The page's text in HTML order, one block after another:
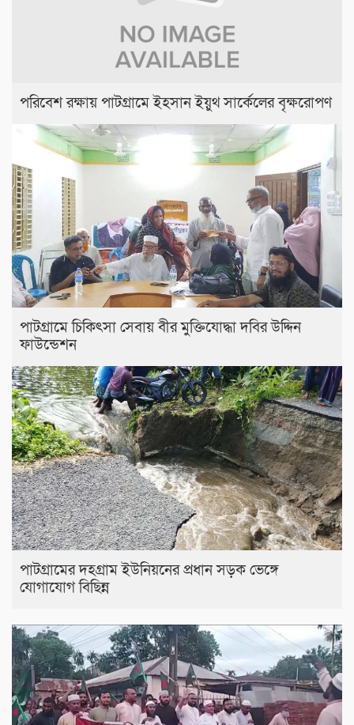
পরিবেশ রক্ষায় পাটগ্রামে ইহসান ইয়ুথ সার্কেলের বৃক্ষরোপণ
পাটগ্রামে চিকিৎসা সেবায় বীর মুক্তিযোদ্ধা দবির উদ্দিন
ফাউন্ডেশন
পাটগ্রামের দহগ্রাম ইউনিয়নের প্রধান সড়ক ভেঙ্গে
যোগাযোগ বিছিন্ন